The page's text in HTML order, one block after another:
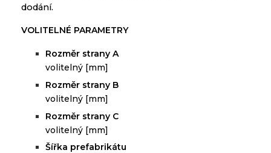
dodání.
VOLITELNÉ PARAMETRY
Rozměr strany A
volitelný [mm]
Rozměr strany B
volitelný [mm]
Rozměr strany C
volitelný [mm]
Šířka prefabrikátu